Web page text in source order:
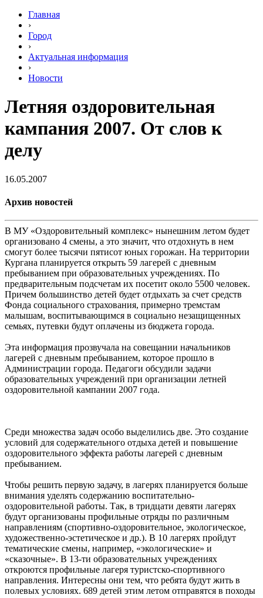
Главная
›
Город
›
Актуальная информация
›
Новости
Летняя оздоровительная
кампания 2007. От слов к
делу
16.05.2007
Архив новостей
В МУ «Оздоровительный комплекс» нынешним летом будет
организовано 4 смены, а это значит, что отдохнуть в нем
смогут более тысячи пятисот юных горожан. На территории
Кургана планируется открыть 59 лагерей с дневным
пребыванием при образовательных учреждениях. По
предварительным подсчетам их посетит около 5500 человек.
Причем большинство детей будет отдыхать за счет средств
Фонда социального страхования, примерно тремстам
малышам, воспитывающимся в социально незащищенных
семьях, путевки будут оплачены из бюджета города.
Эта информация прозвучала на совещании начальников
лагерей с дневным пребыванием, которое прошло в
Администрации города. Педагоги обсудили задачи
образовательных учреждений при организации летней
оздоровительной кампании 2007 года.
Среди множества задач особо выделились две. Это создание
условий для содержательного отдыха детей и повышение
оздоровительного эффекта работы лагерей с дневным
пребыванием.
Чтобы решить первую задачу, в лагерях планируется больше
внимания уделять содержанию воспитательно-
оздоровительной работы. Так, в тридцати девяти лагерях
будут организованы профильные отряды по различным
направлениям (спортивно-оздоровительное, экологическое,
художественно-эстетическое и др.). В 10 лагерях пройдут
тематические смены, например, «экологические» и
«сказочные». В 13-ти образовательных учреждениях
откроются профильные лагеря туристско-спортивного
направления. Интересны они тем, что ребята будут жить в
полевых условиях. 689 детей этим летом отправятся в походы